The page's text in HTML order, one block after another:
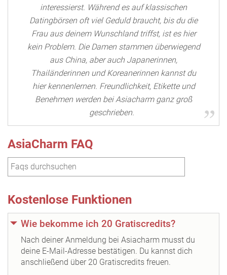
interessierst. Während es auf klassischen
Datingbörsen oft viel Geduld braucht, bis du die
Frau aus deinem Wunschland triffst, ist es hier
kein Problem. Die Damen stammen überwiegend
aus China, aber auch Japanerinnen,
Thailänderinnen und Koreanerinnen kannst du
hier kennenlernen. Freundlichkeit, Etikette und
Benehmen werden bei Asiacharm ganz groß
geschrieben.
AsiaCharm FAQ
Kostenlose Funktionen
Wie bekomme ich 20 Gratiscredits?
Nach deiner Anmeldung bei Asiacharm musst du
deine E-Mail-Adresse bestätigen. Du kannst dich
anschließend über 20 Gratiscredits freuen.